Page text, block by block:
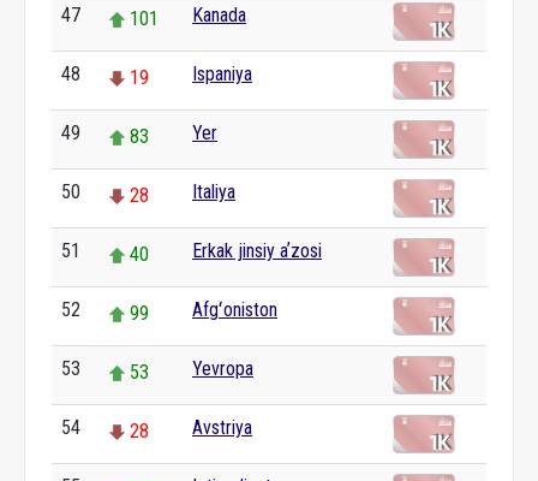
47 101 Kanada
48 19 Ispaniya
49 83 Yer
50 28 Italiya
51 40 Erkak jinsiy aʼzosi
52 99 Afgʻoniston
53 53 Yevropa
54 28 Avstriya